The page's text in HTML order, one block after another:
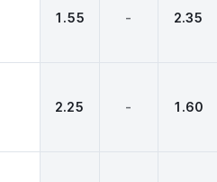
1.55 - 2.35
2.25 - 1.60